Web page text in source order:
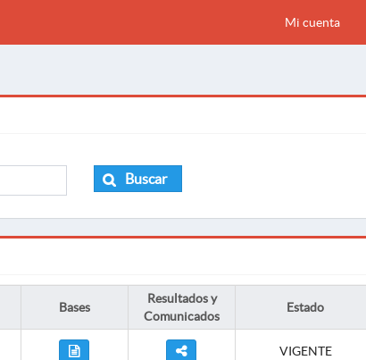
Mi cuenta
Buscar
Bases
Resultados y
Comunicados
Estado
VIGENTE